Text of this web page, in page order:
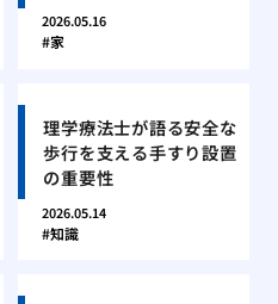
2026.05.16
家
理学療法士が語る安全な
歩行を支える手すり設置
の重要性
2026.05.14
知識